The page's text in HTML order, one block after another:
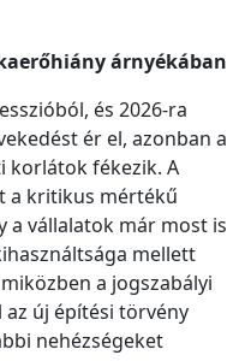
árnyékában
és 2026-ra
ér el, azonban a
korlátok fékezik. A
a kritikus mértékű
a vállalatok már most is
mellett
a jogszabályi
új építési törvény
nehézségeket